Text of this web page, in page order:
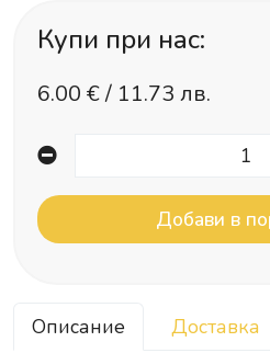
Купи при нас:
6.00 € / 11.73 лв.
Описание Доставка